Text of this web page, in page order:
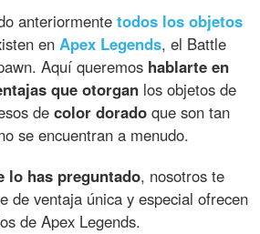
anteriormentetodos los objetos
enApex Legends, el Battle
Aquí queremos hablarte en
que otorgan los objetos de
decolor dorado que son tan
se encuentran a menudo.
lo has preguntado, nosotros te
de ventaja única y especial ofrecen
de Apex Legends.